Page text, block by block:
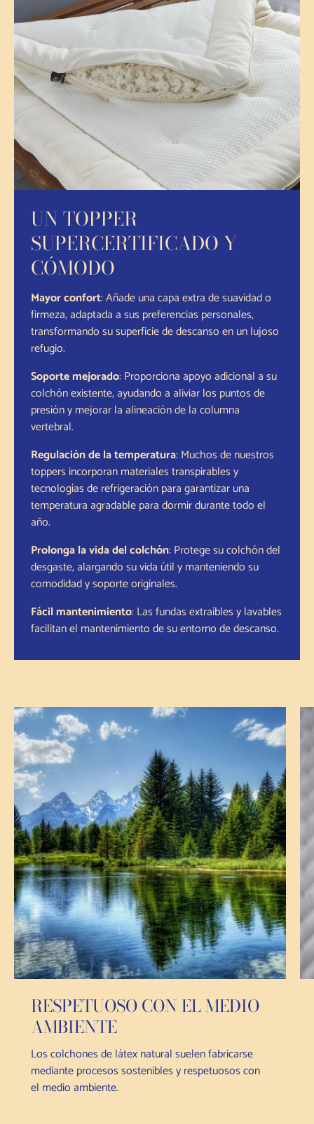
UN TOPPER
SUPERCERTIFICADO Y
CÓMODO
Mayor confort: Añade una capa extra de suavidad o
firmeza, adaptada a sus preferencias personales,
transformando su superficie de descanso en un lujoso
refugio.
Soporte mejorado: Proporciona apoyo adicional a su
colchón existente, ayudando a aliviar los puntos de
presión y mejorar la alineación de la columna
vertebral.
Regulación de la temperatura: Muchos de nuestros
toppers incorporan materiales transpirables y
tecnologías de refrigeración para garantizar una
temperatura agradable para dormir durante todo el
año.
Prolonga la vida del colchón: Protege su colchón del
desgaste, alargando su vida útil y manteniendo su
comodidad y soporte originales.
Fácil mantenimiento: Las fundas extraíbles y lavables
facilitan el mantenimiento de su entorno de descanso.
RESPETUOSO CON EL MEDIO
AMBIENTE
Los colchones de látex natural suelen fabricarse
mediante procesos sostenibles y respetuosos con
el medio ambiente.